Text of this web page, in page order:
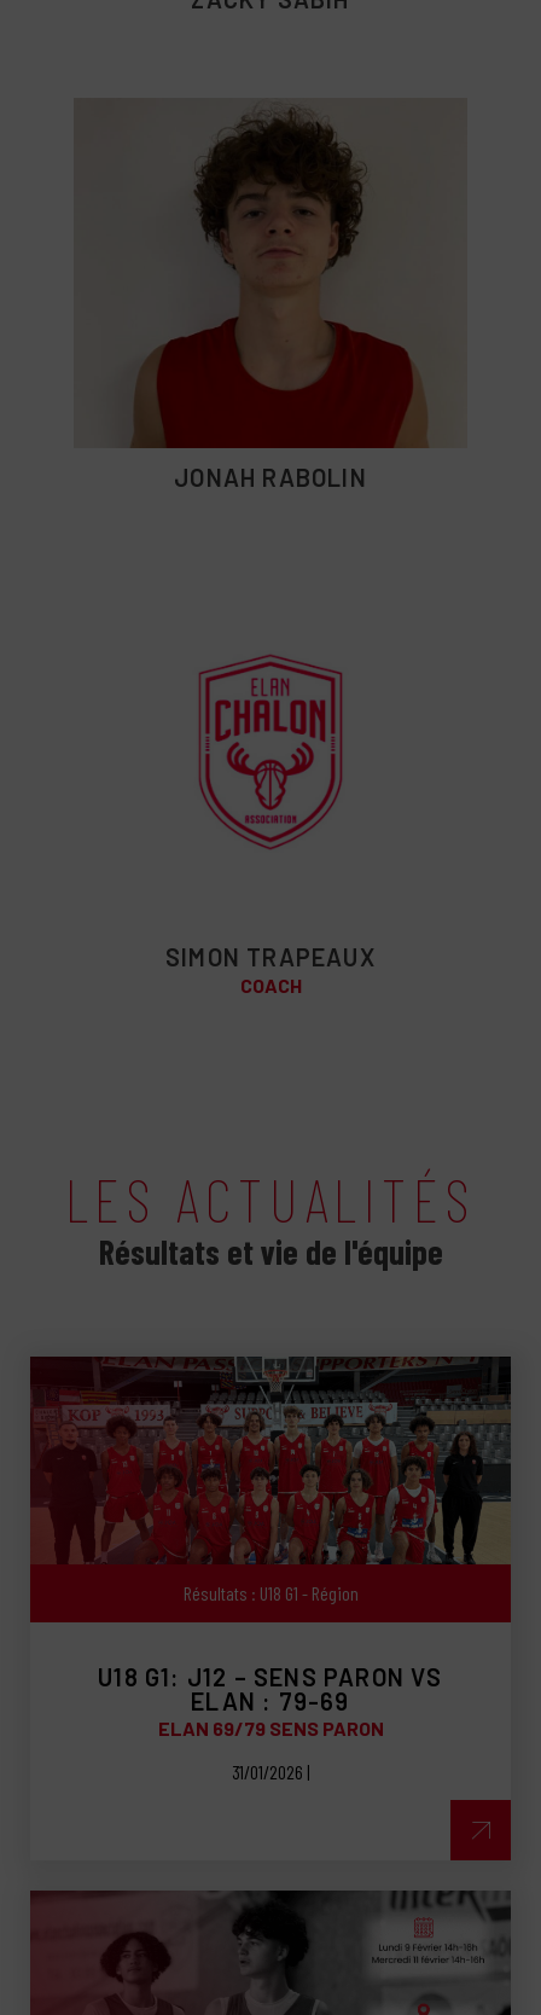
JONAH RABOLIN
SIMON TRAPEAUX
COACH
LES ACTUALITÉS
Résultats et vie de l'équipe
Résultats : U18 G1 - Région
U18 G1: J12 – SENS PARON VS
ELAN : 79-69
ELAN 69/79 SENS PARON
31/01/2026 |